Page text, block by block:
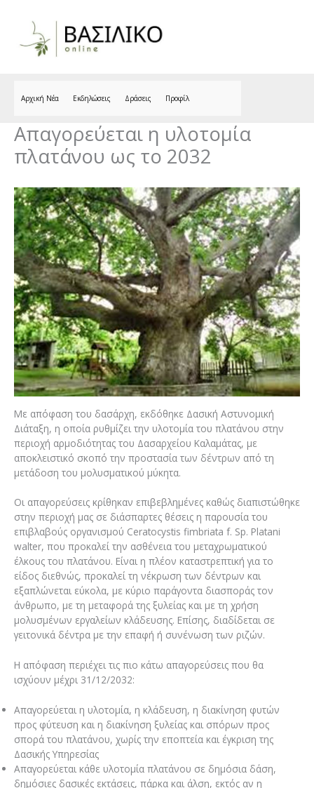
Αρχική Νέα Εκδηλώσεις Δράσεις Προφίλ
Απαγορεύεται η υλοτομία
πλατάνου ως το 2032
Με απόφαση του δασάρχη, εκδόθηκε Δασική Αστυνομική
Διάταξη, η οποία ρυθμίζει την υλοτομία του πλατάνου στην
περιοχή αρμοδιότητας του Δασαρχείου Καλαμάτας, με
αποκλειστικό σκοπό την προστασία των δέντρων από τη
μετάδοση του μολυσματικού μύκητα.
Οι απαγορεύσεις κρίθηκαν επιβεβλημένες καθώς διαπιστώθηκε
στην περιοχή μας σε διάσπαρτες θέσεις η παρουσία του
επιβλαβούς οργανισμού Ceratocystis fimbriata f. Sp. Platani
walter, που προκαλεί την ασθένεια του μεταχρωματικού
έλκους του πλατάνου. Είναι η πλέον καταστρεπτική για το
είδος διεθνώς, προκαλεί τη νέκρωση των δέντρων και
εξαπλώνεται εύκολα, με κύριο παράγοντα διασποράς τον
άνθρωπο, με τη μεταφορά της ξυλείας και με τη χρήση
μολυσμένων εργαλείων κλάδευσης. Επίσης, διαδίδεται σε
γειτονικά δέντρα με την επαφή ή συνένωση των ριζών.
Η απόφαση περιέχει τις πιο κάτω απαγορεύσεις που θα
ισχύουν μέχρι 31/12/2032:
Απαγορεύεται η υλοτομία, η κλάδευση, η διακίνηση φυτών
προς φύτευση και η διακίνηση ξυλείας και σπόρων προς
σπορά του πλατάνου, χωρίς την εποπτεία και έγκριση της
Δασικής Υπηρεσίας
Απαγορεύεται κάθε υλοτομία πλατάνου σε δημόσια δάση,
δημόσιες δασικές εκτάσεις, πάρκα και άλση, εκτός αν η